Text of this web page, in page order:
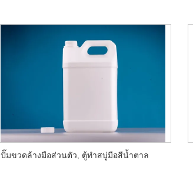
ปั๊มขวดล้างมือส่วนตัว, ตู้ทำสบู่มือสีน้ำตาล